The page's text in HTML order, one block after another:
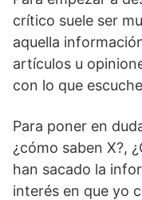
crítico suele ser
aquella
artículos u
con lo que
Para poner en
¿cómo saben X?,
han sacado la
interés en que yo